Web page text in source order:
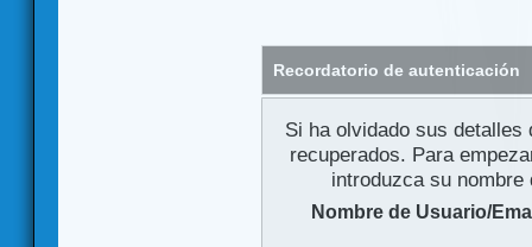
Recordatorio de autenticación
Si ha olvidado sus
recuperados. Para
introduzca su
Nombre de Usuario/